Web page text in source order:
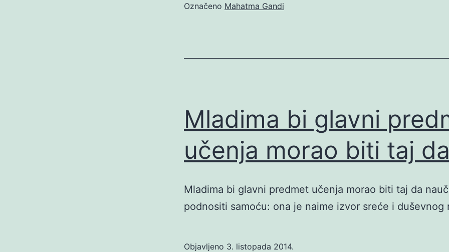
Označeno Mahatma Gandi
Mladima bi glavni
učenja morao biti taj
Mladima bi glavni predmet učenja morao biti taj da
podnositi samoću: ona je naime izvor sreće i duševnog
Objavljeno 3. listopada 2014.